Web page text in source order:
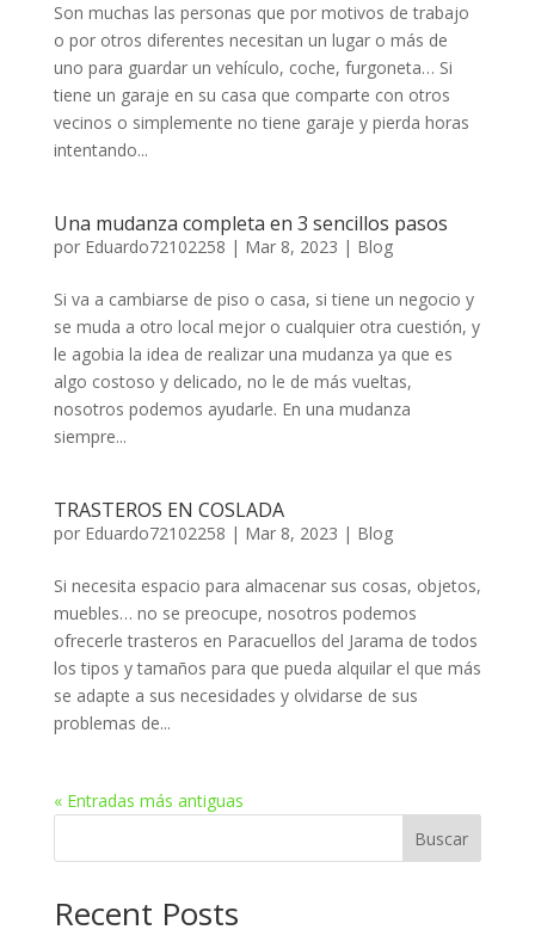
Son muchas las personas que por motivos de trabajo
o por otros diferentes necesitan un lugar o más de
uno para guardar un vehículo, coche, furgoneta… Si
tiene un garaje en su casa que comparte con otros
vecinos o simplemente no tiene garaje y pierda horas
intentando...
Una mudanza completa en 3 sencillos pasos
por Eduardo72102258 | Mar 8, 2023 | Blog
Si va a cambiarse de piso o casa, si tiene un negocio y
se muda a otro local mejor o cualquier otra cuestión, y
le agobia la idea de realizar una mudanza ya que es
algo costoso y delicado, no le de más vueltas,
nosotros podemos ayudarle. En una mudanza
siempre...
TRASTEROS EN COSLADA
por Eduardo72102258 | Mar 8, 2023 | Blog
Si necesita espacio para almacenar sus cosas, objetos,
muebles… no se preocupe, nosotros podemos
ofrecerle trasteros en Paracuellos del Jarama de todos
los tipos y tamaños para que pueda alquilar el que más
se adapte a sus necesidades y olvidarse de sus
problemas de...
« Entradas más antiguas
Buscar
Recent Posts